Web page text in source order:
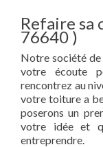
Refaire sa
76640 )
Notre société
votre écoute
rencontrez au
votre toiture a
poserons un
votre idée et
entreprendre.